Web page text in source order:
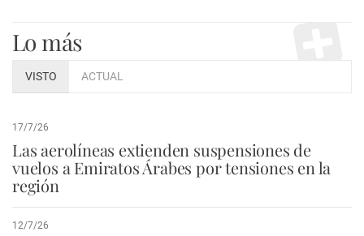
Lo más
VISTO ACTUAL
17/7/26
Las aerolíneas extienden suspensiones de
vuelos a Emiratos Árabes por tensiones en la
región
12/7/26